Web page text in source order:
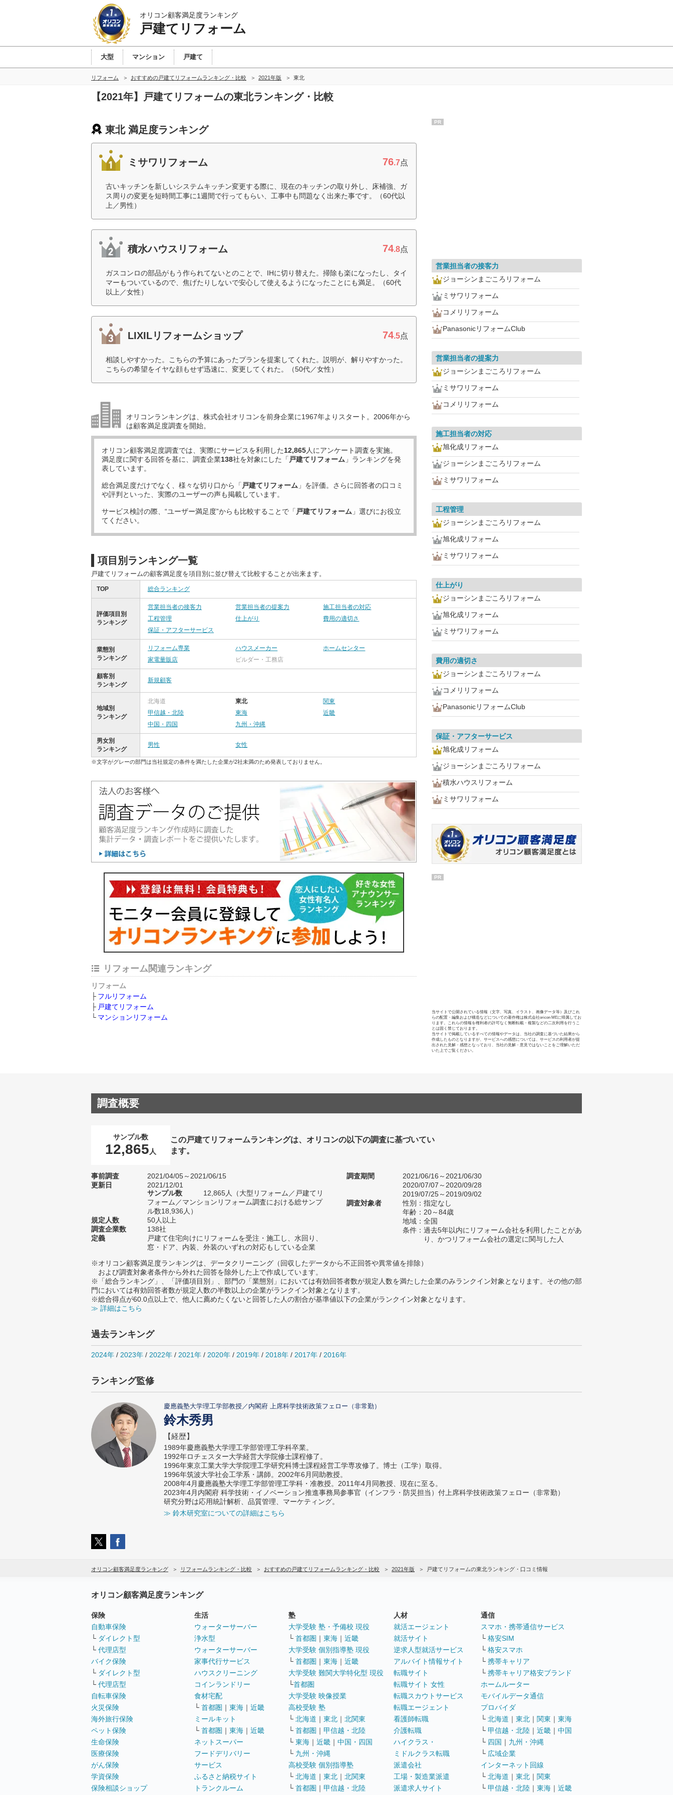
オリコン顧客満足度ランキング
戸建てリフォーム
大型 マンション 戸建て
リフォーム おすすめの戸建てリフォームランキング・比較 2021年版 東北
【2021年】戸建てリフォームの東北ランキング・比較
東北 満足度ランキング
ミサワリフォーム 76.7点
古いキッチンを新しいシステムキッチン変更する際に、現在のキッチンの取り外し、床補強、ガ
ス周りの変更を短時間工事に1週間で行ってもらい、工事中も問題なく出来た事です。（60代以
上／男性）
積水ハウスリフォーム 74.8点
ガスコンロの部品がもう作られてないとのことで、IHに切り替えた。掃除も楽になったし、タイ
マーもついているので、焦げたりしないで安心して使えるようになったことにも満足。（60代
以上／女性）
LIXILリフォームショップ 74.5点
相談しやすかった。こちらの予算にあったプランを提案してくれた。説明が、解りやすかった。
こちらの希望をイヤな顔もせず迅速に、変更してくれた。（50代／女性）
オリコンランキングは、株式会社オリコンを前身企業に1967年よりスタート。2006年から
は顧客満足度調査を開始。
オリコン顧客満足度調査では、実際にサービスを利用した12,865人にアンケート調査を実施。
満足度に関する回答を基に、調査企業138社を対象にした「 戸建てリフォーム 」ランキングを発
表しています。
総合満足度だけでなく、様々な切り口から「 戸建てリフォーム 」を評価。さらに回答者の口コミ
や評判といった、実際のユーザーの声も掲載しています。
サービス検討の際、“ユーザー満足度”からも比較することで「 戸建てリフォーム 」選びにお役立
てください。
項目別ランキング一覧
戸建てリフォームの顧客満足度を項目別に並び替えて比較することが出来ます。
TOP 総合ランキング
評価項目別
ランキング
営業担当者の接客力 営業担当者の提案力
施工担当者の対応
工程管理
仕上がり
費用の適切さ
保証・アフターサービス
業態別
ランキング
リフォーム専業 ハウスメーカー
ホームセンター
家電量販店
ビルダー・工務店
顧客別
ランキング
新規顧客
地域別
ランキング
北海道 東北
関東
甲信越・北陸
東海
近畿
中国・四国
九州・沖縄
男女別
ランキング
男性 女性
※文字がグレーの部門は当社規定の条件を満たした企業が2社未満のため発表しておりません。
リフォーム関連ランキング
リフォーム
フルリフォーム
戸建てリフォーム
マンションリフォーム
PR
営業担当者の接客力
ジョーシンまごころリフォーム
ミサワリフォーム
コメリリフォーム
PanasonicリフォームClub
営業担当者の提案力
ジョーシンまごころリフォーム
ミサワリフォーム
コメリリフォーム
施工担当者の対応
旭化成リフォーム
ジョーシンまごころリフォーム
ミサワリフォーム
工程管理
ジョーシンまごころリフォーム
旭化成リフォーム
ミサワリフォーム
仕上がり
ジョーシンまごころリフォーム
旭化成リフォーム
ミサワリフォーム
費用の適切さ
ジョーシンまごころリフォーム
コメリリフォーム
PanasonicリフォームClub
保証・アフターサービス
旭化成リフォーム
ジョーシンまごころリフォーム
積水ハウスリフォーム
ミサワリフォーム
PR
当サイトで公開されている情報（文字、写真、イラスト、画像データ等）及びこれ
らの配置・編集および構造などについての著作権は株式会社oricon MEに帰属してお
ります。これらの情報を権利者の許可なく無断転載・複製などの二次利用を行うこ
とは固く禁じております。
当サイトで掲載しているすべての情報やデータは、当社の調査に基づいた結果から
作成したものとなりますが、サービスへの感想については、サービスの利用者が提
出された見解・感想となっており、当社の見解・意見ではないことをご理解いただ
いた上でご覧ください。
調査概要
サンプル数
12,865 人
この戸建てリフォームランキングは、オリコンの以下の調査に基づいてい
ます。
事前調査
2021/04/05～2021/06/15
更新日
2021/12/01
サンプル数
12,865人（大型リフォーム／戸建てリ
フォーム／マンションリフォーム調査における総サンプ
ル数18,936人）
規定人数
50人以上
調査企業数
138社
定義
戸建て住宅向けにリフォームを受注・施工し、水回り、
窓・ドア、内装、外装のいずれの対応もしている企業
調査期間
2021/06/16～2021/06/30
2020/07/07～2020/09/28
2019/07/25～2019/09/02
調査対象者
性別：指定なし
年齢：20～84歳
地域：全国
条件：過去5年以内にリフォーム会社を利用したことがあ
り、かつリフォーム会社の選定に関与した人
※オリコン顧客満足度ランキングは、データクリーニング（回収したデータから不正回答や異常値を排除）
および調査対象者条件から外れた回答を除外した上で作成しています。
※「総合ランキング」、「評価項目別」、部門の「業態別」においては有効回答者数が規定人数を満たした企業のみランクイン対象となります。その他の部
門においては有効回答者数が規定人数の半数以上の企業がランクイン対象となります。
※総合得点が60.0点以上で、他人に薦めたくないと回答した人の割合が基準値以下の企業がランクイン対象となります。
≫ 詳細はこちら
過去ランキング
2024年 / 2023年 / 2022年 / 2021年 / 2020年 / 2019年 / 2018年 / 2017年 / 2016年
ランキング監修
慶應義塾大学理工学部教授／内閣府 上席科学技術政策フェロー（非常勤）
鈴木秀男
【経歴】
1989年慶應義塾大学理工学部管理工学科卒業。
1992年ロチェスター大学経営大学院修士課程修了。
1996年東京工業大学大学院理工学研究科博士課程経営工学専攻修了。博士（工学）取得。
1996年筑波大学社会工学系・講師。2002年6月同助教授。
2008年4月慶應義塾大学理工学部管理工学科・准教授。2011年4月同教授、現在に至る。
2023年4月内閣府 科学技術・イノベーション推進事務局参事官（インフラ・防災担当）付上席科学技術政策フェロー（非常勤）
研究分野は応用統計解析、品質管理、マーケティング。
≫ 鈴木研究室についての詳細はこちら
オリコン顧客満足度ランキング リフォームランキング・比較 おすすめの戸建てリフォームランキング・比較 2021年版 戸建てリフォームの東北ランキング・口コミ情報
オリコン顧客満足度ランキング
保険
自動車保険
└ ダイレクト型
└ 代理店型
バイク保険
└ ダイレクト型
└ 代理店型
自転車保険
火災保険
海外旅行保険
ペット保険
生命保険
医療保険
がん保険
学資保険
保険相談ショップ
生活
ウォーターサーバー
浄水型
ウォーターサーバー
家事代行サービス
ハウスクリーニング
コインランドリー
食材宅配
└ 首都圏 ｜ 東海 ｜ 近畿
ミールキット
└ 首都圏 ｜ 東海 ｜ 近畿
ネットスーパー
フードデリバリー
サービス
ふるさと納税サイト
トランクルーム
塾
大学受験 塾・予備校 現役
└ 首都圏 ｜ 東海 ｜ 近畿
大学受験 個別指導塾 現役
└ 首都圏 ｜ 東海 ｜ 近畿
大学受験 難関大学特化型 現役
└首都圏
大学受験 映像授業
高校受験 塾
└ 北海道 ｜ 東北 ｜ 北関東
└ 首都圏 ｜ 甲信越・北陸
└ 東海 ｜ 近畿 ｜ 中国・四国
└ 九州・沖縄
高校受験 個別指導塾
└ 北海道 ｜ 東北 ｜ 北関東
└ 首都圏 ｜ 甲信越・北陸
人材
就活エージェント
就活サイト
逆求人型就活サービス
アルバイト情報サイト
転職サイト
転職サイト 女性
転職スカウトサービス
転職エージェント
看護師転職
介護転職
ハイクラス・
ミドルクラス転職
派遣会社
工場・製造業派遣
派遣求人サイト
通信
スマホ・携帯通信サービス
└ 格安SIM
└ 格安スマホ
└ 携帯キャリア
└ 携帯キャリア格安ブランド
ホームルーター
モバイルデータ通信
プロバイダ
└ 北海道 ｜ 東北 ｜ 関東 ｜ 東海
└ 甲信越・北陸 ｜ 近畿 ｜ 中国
└ 四国 ｜ 九州・沖縄
└ 広域企業
インターネット回線
└ 北海道 ｜ 東北 ｜ 関東
└ 甲信越・北陸 ｜ 東海 ｜ 近畿